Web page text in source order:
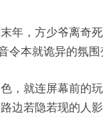
年，方少爷离奇
令本就诡异的氛围
，就连屏幕前的
边若隐若现的人